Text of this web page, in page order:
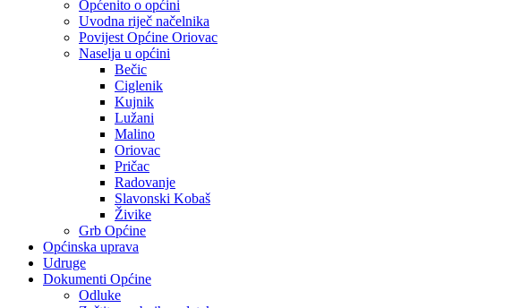
Općenito o općini
Uvodna riječ načelnika
Povijest Općine Oriovac
Naselja u općini
Bečic
Ciglenik
Kujnik
Lužani
Malino
Oriovac
Pričac
Radovanje
Slavonski Kobaš
Živike
Grb Općine
Općinska uprava
Udruge
Dokumenti Općine
Odluke